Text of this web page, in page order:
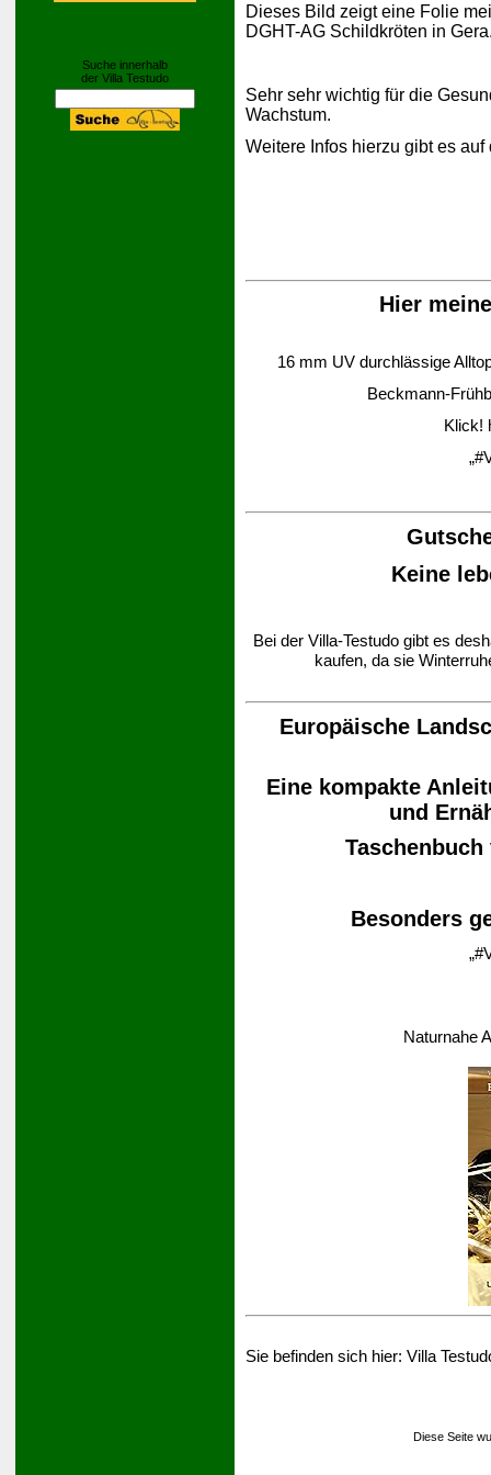
Suche innerhalb
der Villa Testudo
Dieses Bild zeigt eine Folie
DGHT-AG Schildkröten in
Sehr sehr wichtig für die
Wachstum.
Weitere Infos hierzu gibt es
Hier
16 mm UV durchlässige
Beckmann-
Klick!
Keine
Bei der Villa-Testudo gibt es
kaufen, da sie
Europäische
Eine kompakte
und
Besonders
Naturnahe
Sie befinden sich hier: Villa
Diese Seite